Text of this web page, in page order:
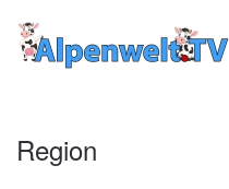
Zum Hauptinhalt springen
Region